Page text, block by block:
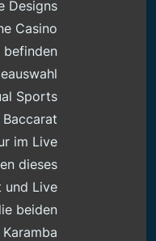
Designs
Casino
befinden
Sports
im Live
dieses
und Live
beiden